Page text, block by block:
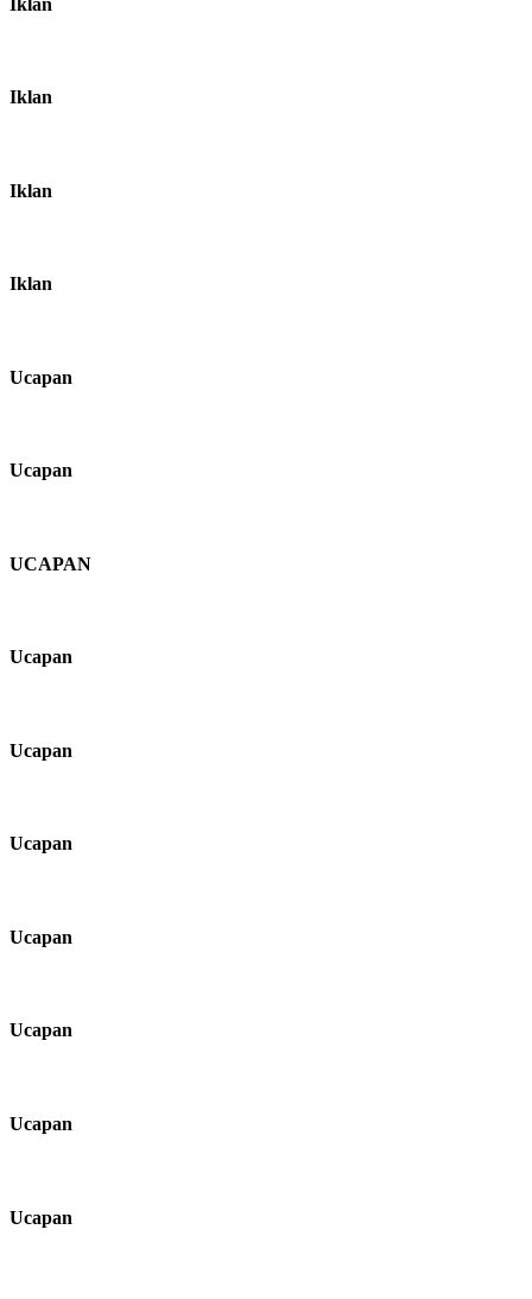
Iklan
Iklan
Iklan
Ucapan
Ucapan
UCAPAN
Ucapan
Ucapan
Ucapan
Ucapan
Ucapan
Ucapan
Ucapan